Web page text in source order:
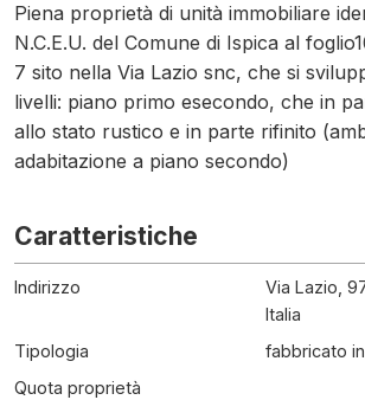
Piena proprietà di unità immobiliare
N.C.E.U. del Comune di Ispica al
7 sito nella Via Lazio snc, che si
livelli: piano primo esecondo, che in
allo stato rustico e in parte rifinito
adabitazione a piano secondo)
Caratteristiche
Indirizzo
Via Lazio,
Italia
Tipologia
fabbricato
Quota proprietà